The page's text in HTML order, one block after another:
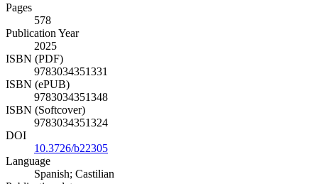
Pages
578
Publication Year
2025
ISBN (PDF)
9783034351331
ISBN (ePUB)
9783034351348
ISBN (Softcover)
9783034351324
DOI
10.3726/b22305
Language
Spanish; Castilian